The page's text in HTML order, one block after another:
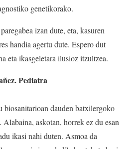
genetikorako.
izan dute, eta, kasuren
handia agertu dute. Espero dut
eta ikasgeletara ilusioz itzultzea.
Pediatra
biosanitarioan dauden batxilergoko
askotan, horrek ez du esan
ikasi nahi duten. Asmoa da